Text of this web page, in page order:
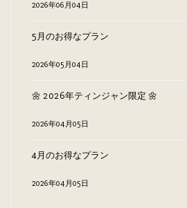
2026年06月04日
5月のお得なプラン
2026年05月04日
🌼 2026年ティンジャン限定 🌼
2026年04月05日
4月のお得なプラン
2026年04月05日